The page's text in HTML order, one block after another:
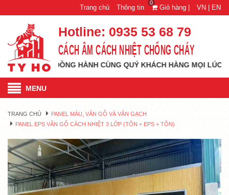
Trang chủ Thông tin
0
Giỏ hàng | VN | EN
Hotline: 0935 53 68 79
CÁCH ÂM CÁCH NHIỆT CHỐNG CHÁY
ĐỒNG HÀNH CÙNG QUÝ KHÁCH HÀNG MỌI LÚC MỌI NƠI!!!
MENU
TRANG CHỦ
PANEL MÀU, VÂN GỖ VÀ VÂN GẠCH
PANEL EPS VÂN GỖ CÁCH NHIỆT 3 LỚP (TÔN + EPS + TÔN)